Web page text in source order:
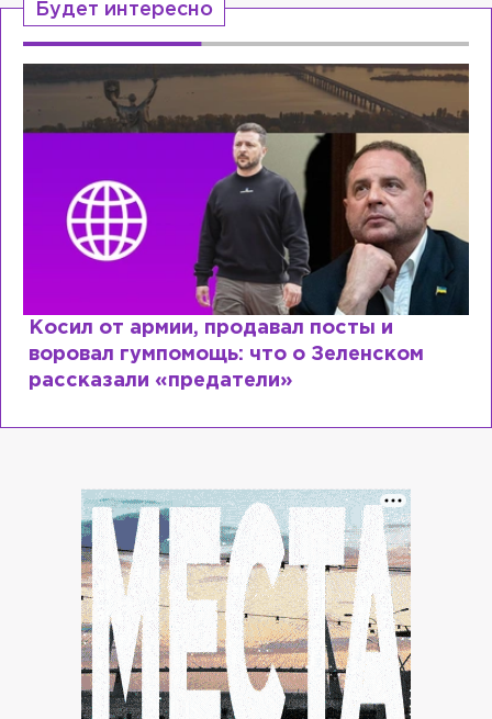
Будет интересно
Рыдает из-за мужа, но опять флиртует с
Лазаревым: как Лера Кудрявцева
сходит с ума